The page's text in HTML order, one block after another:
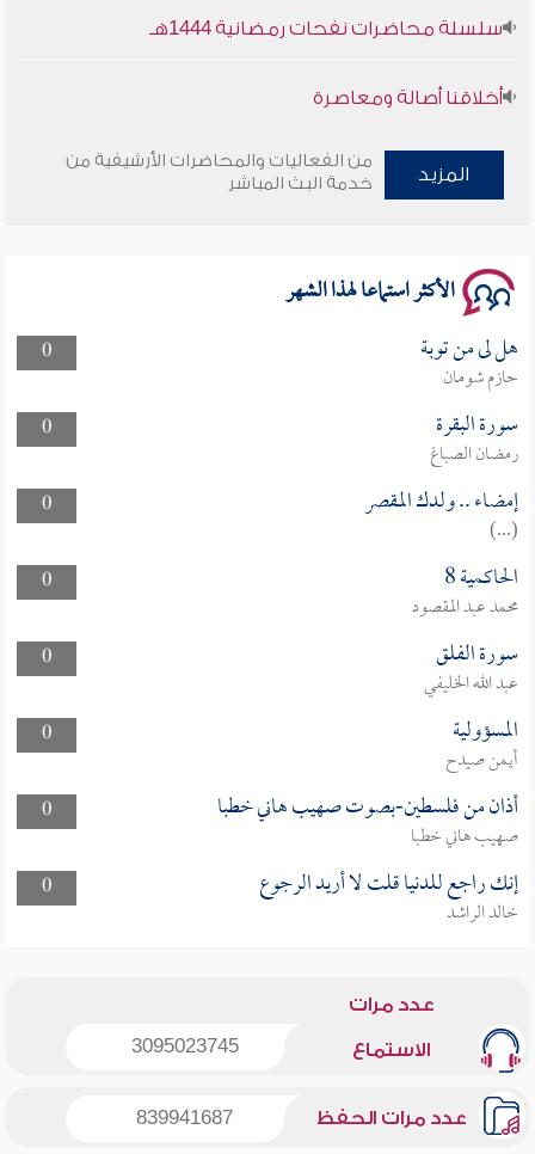
أخلاقنا أصالة ومعاصرة
وأمنهم من خوف 9
المزيد
من الفعاليات والمحاضرات الأرشيفية من
خدمة البث المباشر
الأكثر استماعا لهذا الشهر
0 هل لى من توبة
حازم شومان
0
سورة البقرة
رمضان الصباغ
0
إمضاء .. ولدك المقصر
(...)
0
الحاكمية 8
محمد عبد المقصود
0
سورة الفلق
عبد الله الخليفي
0
المسؤولية
أيمن صيدح
0
أذان من فلسطين-بصوت صهيب هاني خطبا
صهيب هاني خطبا
0
إنك راجع للدنيا قلت لا أريد الرجوع
خالد الراشد
عدد مرات
الاستماع 3095023745
عدد مرات الحفظ 839941687